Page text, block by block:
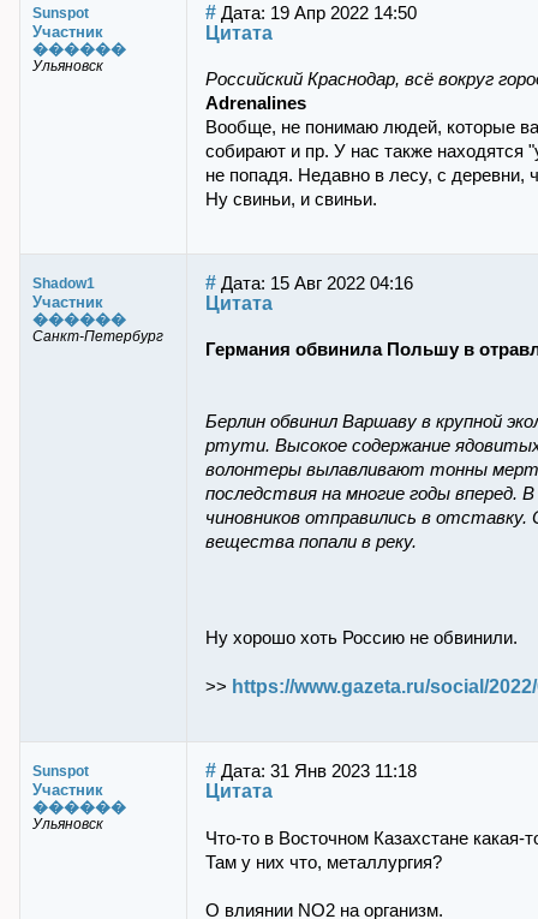
Sunspot
Участник
������
Ульяновск
# Дата: 19 Апр 2022 14:50
Цитата
Российский Краснодар, всё вокруг
Adrenalines
Вообще, не понимаю людей, которые
собирают и пр. У нас также находятся
не попадя. Недавно в лесу, с
Ну свиньи, и свиньи.
Shadow1
Участник
������
Санкт-Петербург
# Дата: 15 Авг 2022 04:16
Цитата
Германия обвинила Польшу в
Берлин обвинил Варшаву в крупной
ртути. Высокое содержание
волонтеры вылавливают тонны
последствия на многие годы вперед.
чиновников отправились в
вещества попали в реку.
Ну хорошо хоть Россию не обвинили.
>> https://www.gazeta.ru/social/
Sunspot
Участник
������
Ульяновск
# Дата: 31 Янв 2023 11:18
Цитата
Что-то в Восточном Казахстане
Там у них что, металлургия?
О влиянии NO2 на организм.